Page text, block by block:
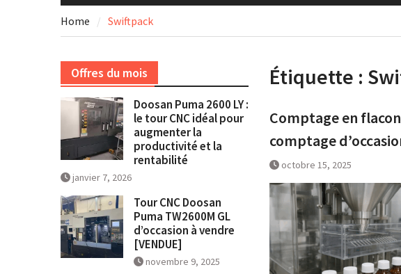
Home Swiftpack
Étiquette :
Comptage en
comptage
octobre 15, 2025
Offres du mois
Doosan Puma 2600 LY :
le tour CNC idéal pour
augmenter la
productivité et la
rentabilité
janvier 7, 2026
Tour CNC Doosan
Puma TW2600M GL
d’occasion à vendre
[VENDUE]
novembre 9, 2025